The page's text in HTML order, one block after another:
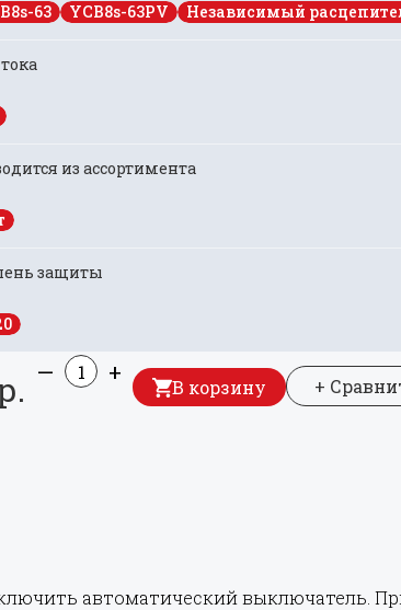
63 YCB8s-63PV Независимый
из ассортимента
защиты
— +
В корзину +
автоматический выключатель.